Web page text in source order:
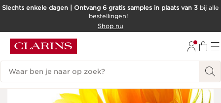
DOORGAAN NAAR INHOUD
Slechts enkele dagen | Ontvang 6 gratis samples in plaats van 3 bij alle
bestellingen!
Shop nu
Zoekgeschiedenis